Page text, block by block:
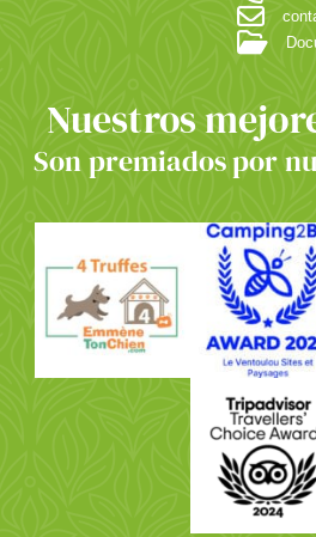
Nuestros
Son premiados por